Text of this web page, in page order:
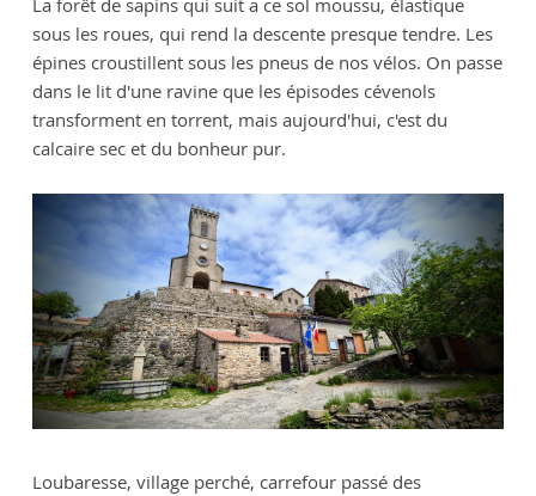
La forêt de sapins qui suit a ce sol moussu, élastique
sous les roues, qui rend la descente presque tendre. Les
épines croustillent sous les pneus de nos vélos. On passe
dans le lit d'une ravine que les épisodes cévenols
transforment en torrent, mais aujourd'hui, c'est du
calcaire sec et du bonheur pur.
Loubaresse, village perché, carrefour passé des